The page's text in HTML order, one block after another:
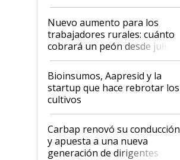
Nuevo aumento para los
trabajadores rurales: cuánto
cobrará un peón desde julio
Bioinsumos, Aapresid y la
startup que hace rebrotar los
cultivos
Carbap renovó su conducción
y apuesta a una nueva
generación de dirigentes